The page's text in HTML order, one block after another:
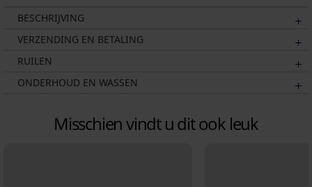
BESCHRIJVING
VERZENDING EN BETALING
RUILEN
ONDERHOUD EN WASSEN
Misschien vindt u dit ook leuk